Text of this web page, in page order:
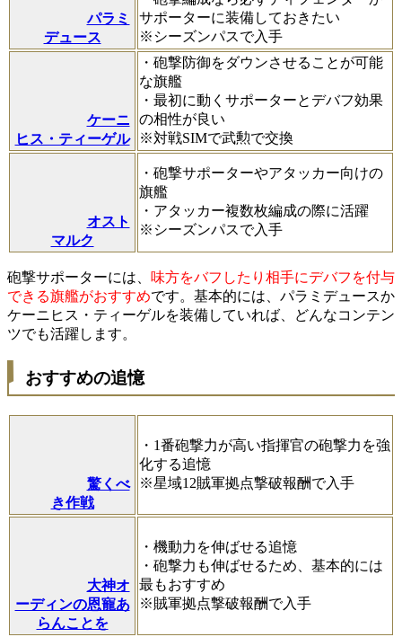
パラミ
デュース
サポーターに装備しておきたい
※シーズンパスで入手
ケーニ
ヒス・ティーゲル
・砲撃防御をダウンさせることが可能
な旗艦
・最初に動くサポーターとデバフ効果
の相性が良い
※対戦SIMで武勲で交換
オスト
マルク
・砲撃サポーターやアタッカー向けの
旗艦
・アタッカー複数枚編成の際に活躍
※シーズンパスで入手
砲撃サポーターには、 味方をバフしたり相手にデバフを付与
できる旗艦がおすすめです。基本的には、パラミデュースか
ケーニヒス・ティーゲルを装備していれば、どんなコンテン
ツでも活躍します。
おすすめの追憶
驚くべ
き作戦
・1番砲撃力が高い指揮官の砲撃力を強
化する追憶
※星域12賊軍拠点撃破報酬で入手
大神オ
ーディンの恩寵あ
らんことを
・機動力を伸ばせる追憶
・砲撃力も伸ばせるため、基本的には
最もおすすめ
※賊軍拠点撃破報酬で入手